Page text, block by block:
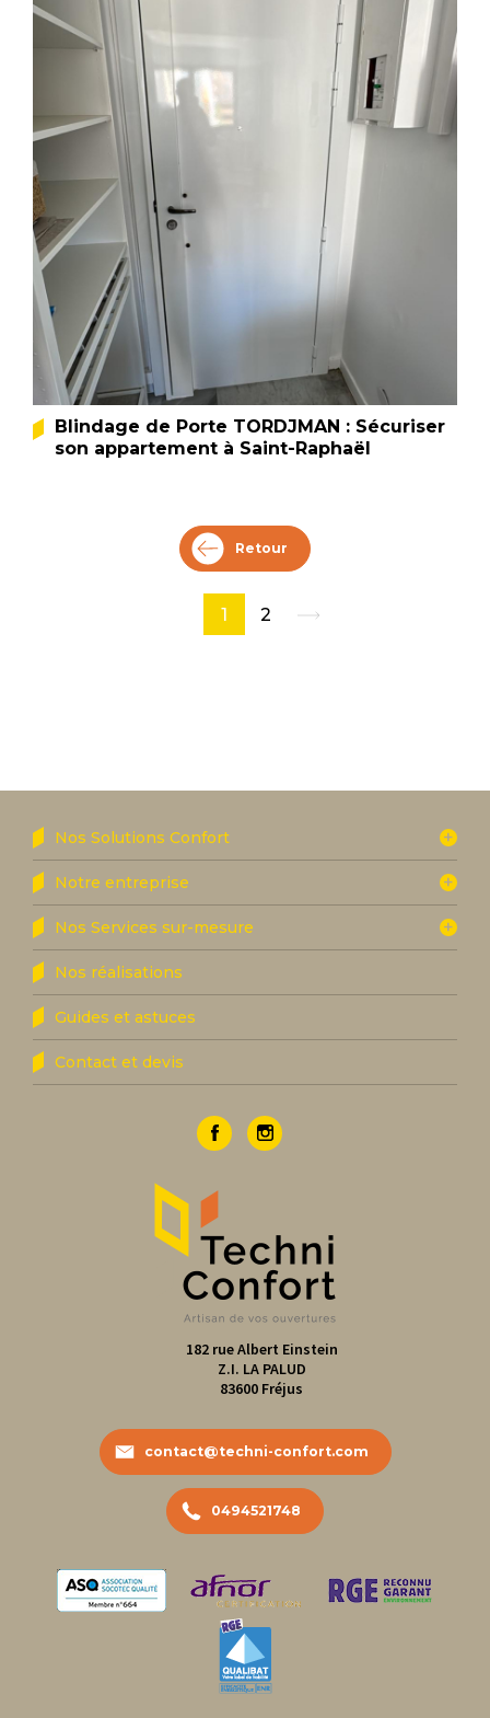
Blindage de Porte TORDJMAN : Sécuriser
son appartement à Saint-Raphaël
Retour
1 2
182 rue Albert Einstein
Z.I. LA PALUD
83600 Fréjus
contact@techni-confort.com
0494521748
Nos Solutions Confort
Notre entreprise
Nos Services sur-mesure
Nos réalisations
Guides et astuces
Contact et devis